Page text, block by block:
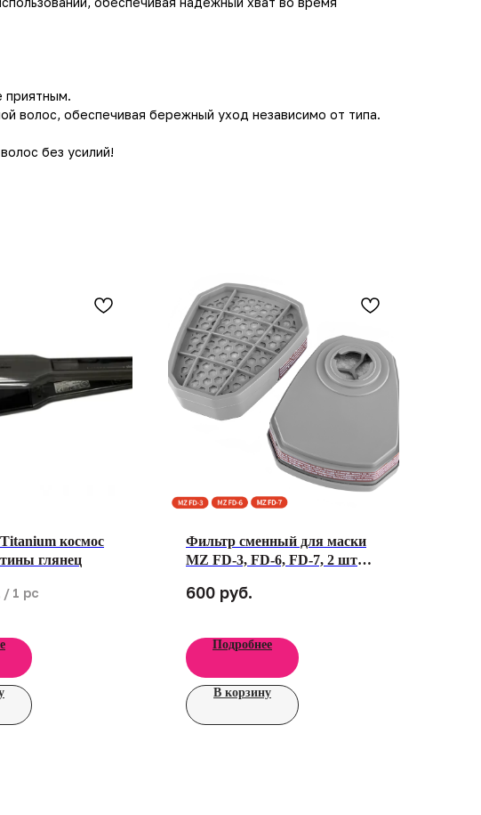
приятным.
волос, обеспечивая бережный уход независимо от типа.
без усилий!
космос
глянец
/ 1 pc
Фильтр сменный для маски
MZ FD-3, FD-6, FD-7, 2 шт
600 руб.
Подробнее
В корзину